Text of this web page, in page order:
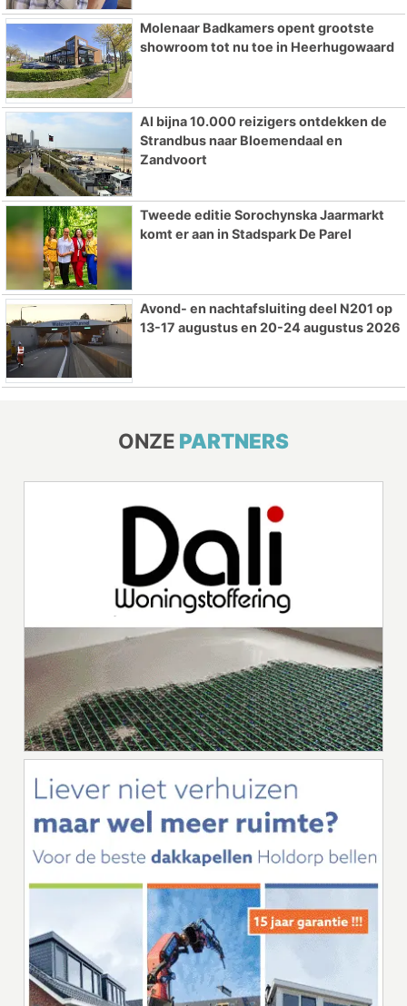
Molenaar Badkamers opent grootste
showroom tot nu toe in Heerhugowaard
Al bijna 10.000 reizigers ontdekken de
Strandbus naar Bloemendaal en
Zandvoort
Tweede editie Sorochynska Jaarmarkt
komt er aan in Stadspark De Parel
Avond- en nachtafsluiting deel N201 op
13-17 augustus en 20-24 augustus 2026
ONZE PARTNERS